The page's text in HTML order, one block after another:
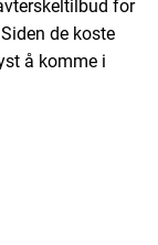
for
de koste
å komme i